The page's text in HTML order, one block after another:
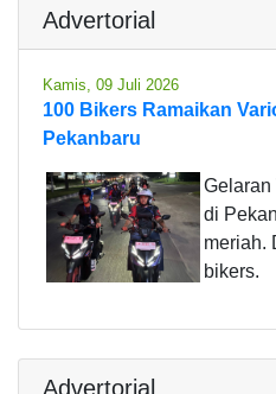
Advertorial
Kamis, 09 Juli 2026
100 Bikers Ramaikan
Pekanbaru
Gelaran
di
meriah.
bikers.
Advertorial